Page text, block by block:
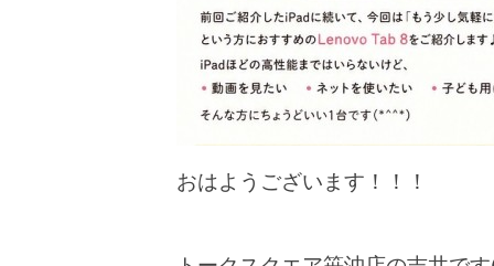
おはようございます！！！